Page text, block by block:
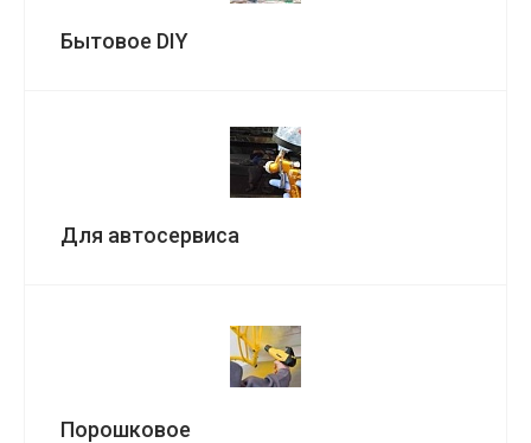
Бытовое DIY
Для автосервиса
Порошковое